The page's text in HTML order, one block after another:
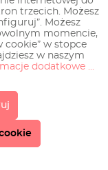
trzecich. Możesz
Możesz
momencie,
cookie” w stopce
w naszym
dodatkowe ...